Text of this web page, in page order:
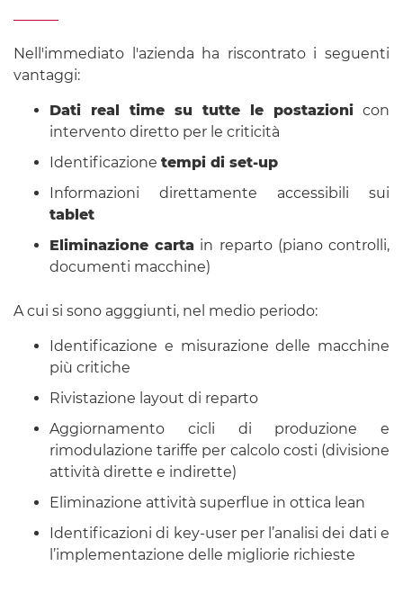
Nell'immediato l'azienda ha riscontrato i seguenti
vantaggi:
Dati real time su tutte le postazioni con
intervento diretto per le criticità
Identificazione tempi di set-up
Informazioni direttamente accessibili sui
tablet
Eliminazione carta in reparto (piano controlli,
documenti macchine)
A cui si sono agggiunti, nel medio periodo:
Identificazione e misurazione delle macchine
più critiche
Rivistazione layout di reparto
Aggiornamento cicli di produzione e
rimodulazione tariffe per calcolo costi (divisione
attività dirette e indirette)
Eliminazione attività superflue in ottica lean
Identificazioni di key-user per l’analisi dei dati e
l’implementazione delle migliorie richieste